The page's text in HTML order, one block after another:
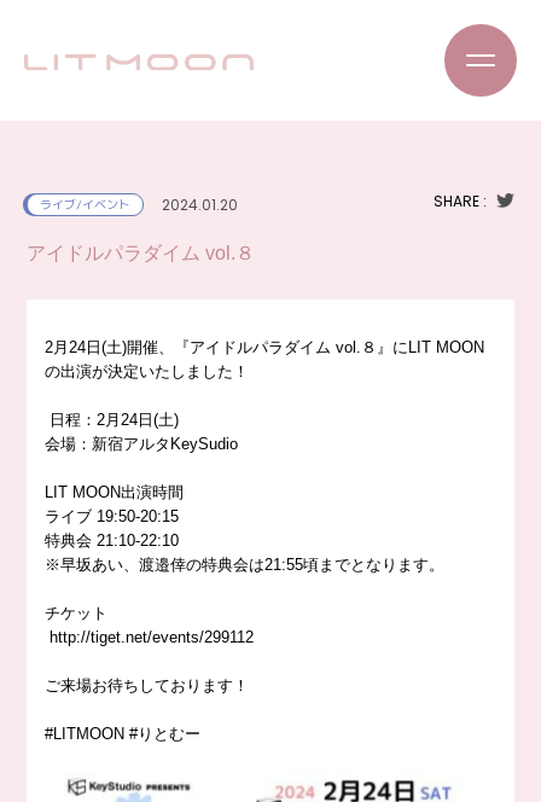
ライブ/イベント 2024.01.20 SHARE :
アイドルパラダイム vol.８
2月24日(土)開催、『アイドルパラダイム vol.８』にLIT MOON
の出演が決定いたしました！
日程：2月24日(土)
会場：新宿アルタKeySudio
LIT MOON出演時間
ライブ 19:50-20:15
特典会 21:10-22:10
※早坂あい、渡邉倖の特典会は21:55頃までとなります。
チケット
http://tiget.net/events/299112
ご来場お待ちしております！
#LITMOON #りとむー